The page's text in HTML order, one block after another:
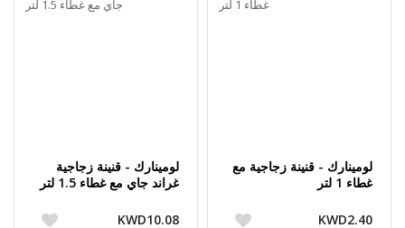
لومينارك - قنينة زجاجية مع
غطاء 1 لتر
KWD2.40
لومينارك - قنينة زجاجية
غراند جاي مع غطاء 1.5 لتر
KWD10.08